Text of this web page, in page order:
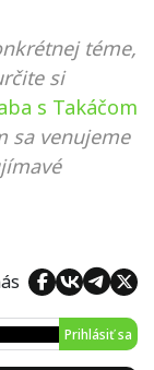
téme,
si
s Takáčom
sa venujeme
Prihlásiť sa